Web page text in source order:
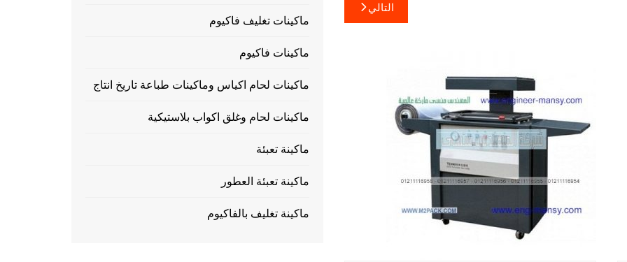
التالي
ماكينات تغليف فاكيوم
ماكينات فاكيوم
ماكينات لحام اكياس وماكينات طباعة تاريخ انتاج
ماكينات لحام وغلق اكواب بلاستيكية
ماكينة تعبئة
ماكينة تعبئة العطور
ماكينة تغليف بالفاكيوم